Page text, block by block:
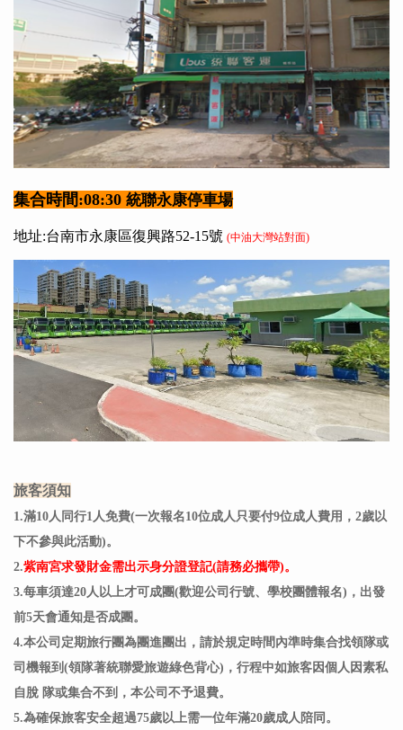
集合時間:08:30 統聯永康停車場
地址:台南市永康區復興路52-15號 (中油大灣站對面)
旅客須知
1.滿10人同行1人免費(一次報名10位成人只要付9位成人費用，2歲以
下不參與此活動)。
2.紫南宮求發財金需出示身分證登記(請務必攜帶)。
3.每車須達20人以上才可成團(歡迎公司行號、學校團體報名)，出發
前5天會通知是否成團。
4.本公司定期旅行團為團進團出，請於規定時間內準時集合找領隊或
司機報到(領隊著統聯愛旅遊綠色背心)，行程中如旅客因個人因素私
自脫 隊或集合不到，本公司不予退費。
5.為確保旅客安全超過75歲以上需一位年滿20歲成人陪同。